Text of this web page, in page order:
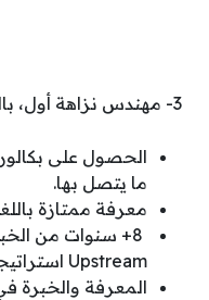
3- مهندس نزاهة أول، بالشروط التالية:
الحصول على
ما يتصل بها.
معرفة ممتازة
8+ سنوات من
Upstream استراتيجي الإدارة العامة.